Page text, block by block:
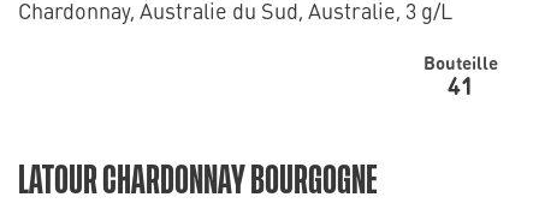
Chardonnay, Australie du Sud, Australie, 3 g/L
Bouteille
41
LATOUR CHARDONNAY BOURGOGNE